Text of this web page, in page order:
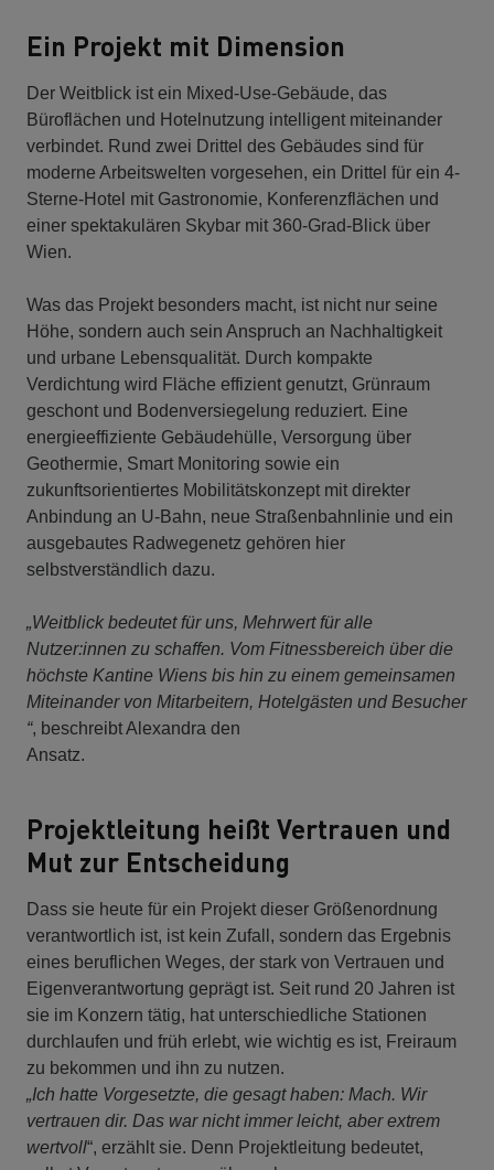
Ein Projekt mit Dimension
Der Weitblick ist ein Mixed-Use-Gebäude, das
Büroflächen und Hotelnutzung intelligent miteinander
verbindet. Rund zwei Drittel des Gebäudes sind für
moderne Arbeitswelten vorgesehen, ein Drittel für ein 4-
Sterne-Hotel mit Gastronomie, Konferenzflächen und
einer spektakulären Skybar mit 360-Grad-Blick über
Wien.
Was das Projekt besonders macht, ist nicht nur seine
Höhe, sondern auch sein Anspruch an Nachhaltigkeit
und urbane Lebensqualität. Durch kompakte
Verdichtung wird Fläche effizient genutzt, Grünraum
geschont und Bodenversiegelung reduziert. Eine
energieeffiziente Gebäudehülle, Versorgung über
Geothermie, Smart Monitoring sowie ein
zukunftsorientiertes Mobilitätskonzept mit direkter
Anbindung an U-Bahn, neue Straßenbahnlinie und ein
ausgebautes Radwegenetz gehören hier
selbstverständlich dazu.
„Weitblick bedeutet für uns, Mehrwert für alle
Nutzer:innen zu schaffen. Vom Fitnessbereich über die
höchste Kantine Wiens bis hin zu einem gemeinsamen
Miteinander von Mitarbeitern, Hotelgästen und Besucher
“, beschreibt Alexandra den
Ansatz.
Projektleitung heißt Vertrauen und
Mut zur Entscheidung
Dass sie heute für ein Projekt dieser Größenordnung
verantwortlich ist, ist kein Zufall, sondern das Ergebnis
eines beruflichen Weges, der stark von Vertrauen und
Eigenverantwortung geprägt ist. Seit rund 20 Jahren ist
sie im Konzern tätig, hat unterschiedliche Stationen
durchlaufen und früh erlebt, wie wichtig es ist, Freiraum
zu bekommen und ihn zu nutzen.
„Ich hatte Vorgesetzte, die gesagt haben: Mach. Wir
vertrauen dir. Das war nicht immer leicht, aber extrem
wertvoll“, erzählt sie. Denn Projektleitung bedeutet,